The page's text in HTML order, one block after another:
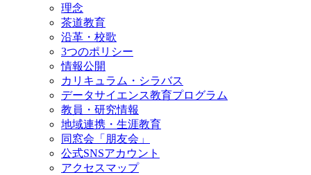
理念
茶道教育
沿革・校歌
3つのポリシー
情報公開
カリキュラム・シラバス
データサイエンス教育プログラム
教員・研究情報
地域連携・生涯教育
同窓会「朋友会」
公式SNSアカウント
アクセスマップ